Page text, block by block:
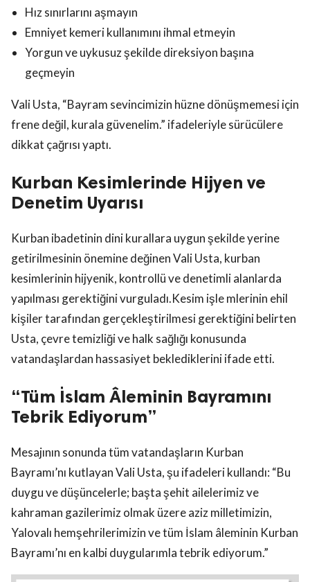
Hız sınırlarını aşmayın
Emniyet kemeri kullanımını ihmal etmeyin
Yorgun ve uykusuz şekilde direksiyon başına
geçmeyin
Vali Usta, “Bayram sevincimizin hüzne dönüşmemesi için
frene değil, kurala güvenelim.” ifadeleriyle sürücülere
dikkat çağrısı yaptı.
Kurban Kesimlerinde Hijyen ve
Denetim Uyarısı
Kurban ibadetinin dini kurallara uygun şekilde yerine
getirilmesinin önemine değinen Vali Usta, kurban
kesimlerinin hijyenik, kontrollü ve denetimli alanlarda
yapılması gerektiğini vurguladı.Kesim işle mlerinin ehil
kişiler tarafından gerçekleştirilmesi gerektiğini belirten
Usta, çevre temizliği ve halk sağlığı konusunda
vatandaşlardan hassasiyet beklediklerini ifade etti.
“Tüm İslam Âleminin Bayramını
Tebrik Ediyorum”
Mesajının sonunda tüm vatandaşların Kurban
Bayramı’nı kutlayan Vali Usta, şu ifadeleri kullandı: “Bu
duygu ve düşüncelerle; başta şehit ailelerimiz ve
kahraman gazilerimiz olmak üzere aziz milletimizin,
Yalovalı hemşehrilerimizin ve tüm İslam âleminin Kurban
Bayramı’nı en kalbi duygularımla tebrik ediyorum.”